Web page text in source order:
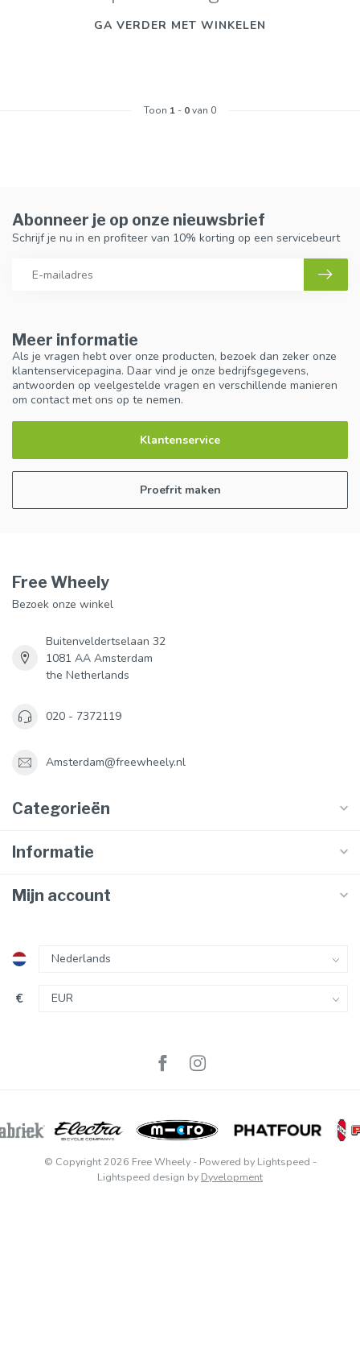
GA VERDER MET WINKELEN
Toon 1 - 0van 0
Meer informatie
Als je vragen hebt over onze producten, bezoek dan zeker onze
klantenservicepagina. Daar vind je onze bedrijfsgegevens,
antwoorden op veelgestelde vragen en verschillende manieren
om contact met ons op te nemen.
Klantenservice
Proefrit maken
Abonneer je op onze nieuwsbrief
Schrijf je nu in en profiteer van 10% korting op een servicebeurt
Free Wheely
Bezoek onze winkel
Buitenveldertselaan 32
1081 AA Amsterdam
the Netherlands
020 - 7372119
Amsterdam@freewheely.nl
Categorieën
Informatie
Mijn account
€
© Copyright 2026 Free Wheely- Powered by Lightspeed -
Lightspeed design by Dyvelopment